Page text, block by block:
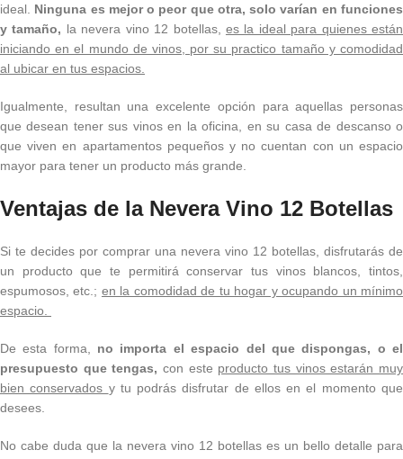
ideal. Ninguna es mejor o peor que otra, solo varían en funciones
y tamaño, la nevera vino 12 botellas, es la ideal para quienes están
iniciando en el mundo de vinos, por su practico tamaño y comodidad
al ubicar en tus espacios.
Igualmente, resultan una excelente opción para aquellas personas
que desean tener sus vinos en la oficina, en su casa de descanso o
que viven en apartamentos pequeños y no cuentan con un espacio
mayor para tener un producto más grande.
Ventajas de la Nevera Vino 12 Botellas
Si te decides por comprar una nevera vino 12 botellas, disfrutarás de
un producto que te permitirá conservar tus vinos blancos, tintos,
espumosos, etc.; en la comodidad de tu hogar y ocupando un mínimo
espacio.
De esta forma, no importa el espacio del que dispongas, o el
presupuesto que tengas, con este producto tus vinos estarán muy
bien conservados y tu podrás disfrutar de ellos en el momento que
desees.
No cabe duda que la nevera vino 12 botellas es un bello detalle para